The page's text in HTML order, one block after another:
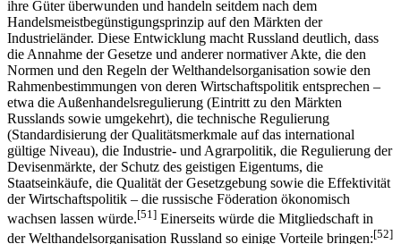
haben sie die Diskriminierung im Rahmen der Quotenbarrieren für
ihre Güter überwunden und handeln seitdem nach dem
Handelsmeistbegünstigungsprinzip auf den Märkten der
Industrieländer. Diese Entwicklung macht Russland deutlich, dass
die Annahme der Gesetze und anderer normativer Akte, die den
Normen und den Regeln der Welthandelsorganisation sowie den
Rahmenbestimmungen von deren Wirtschaftspolitik entsprechen –
etwa die Außenhandelsregulierung (Eintritt zu den Märkten
Russlands sowie umgekehrt), die technische Regulierung
(Standardisierung der Qualitätsmerkmale auf das international
gültige Niveau), die Industrie- und Agrarpolitik, die Regulierung der
Devisenmärkte, der Schutz des geistigen Eigentums, die
Staatseinkäufe, die Qualität der Gesetzgebung sowie die Effektivität
der Wirtschaftspolitik – die russische Föderation ökonomisch
wachsen lassen würde. [51] Einerseits würde die Mitgliedschaft in